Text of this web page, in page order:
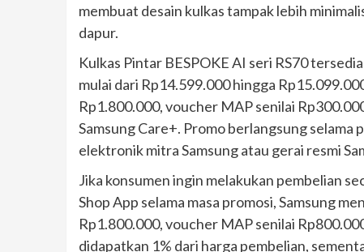
membuat desain kulkas tampak lebih
dapur.
Kulkas Pintar BESPOKE AI seri RS70
mulai dari Rp14.599.000 hingga
Rp1.800.000, voucher MAP senilai
Samsung Care+. Promo berlangsung
elektronik mitra Samsung atau gerai resmi
Jika konsumen ingin melakukan pembelian
Shop App selama masa promosi, Samsung
Rp1.800.000, voucher MAP senilai
didapatkan 1% dari harga pembelian,